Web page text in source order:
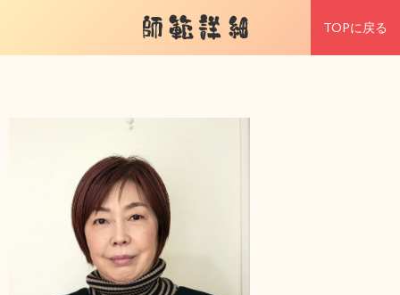
師範詳細 TOPに戻る